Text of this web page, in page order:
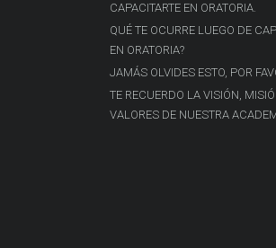
CAPACITARTE EN ORATORIA.
QUÉ TE OCURRE LUEGO DE
EN ORATORIA?
JAMÁS OLVIDES ESTO, POR
TE RECUERDO LA VISIÓN,
VALORES DE NUESTRA